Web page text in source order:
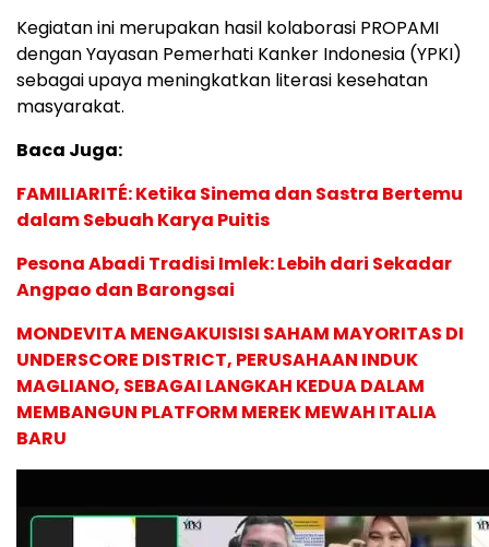
Kegiatan ini merupakan hasil kolaborasi PROPAMI
dengan Yayasan Pemerhati Kanker Indonesia (YPKI)
sebagai upaya meningkatkan literasi kesehatan
masyarakat.
Baca Juga:
FAMILIARITÉ: Ketika Sinema dan Sastra Bertemu
dalam Sebuah Karya Puitis
Pesona Abadi Tradisi Imlek: Lebih dari Sekadar
Angpao dan Barongsai
MONDEVITA MENGAKUISISI SAHAM MAYORITAS DI
UNDERSCORE DISTRICT, PERUSAHAAN INDUK
MAGLIANO, SEBAGAI LANGKAH KEDUA DALAM
MEMBANGUN PLATFORM MEREK MEWAH ITALIA
BARU